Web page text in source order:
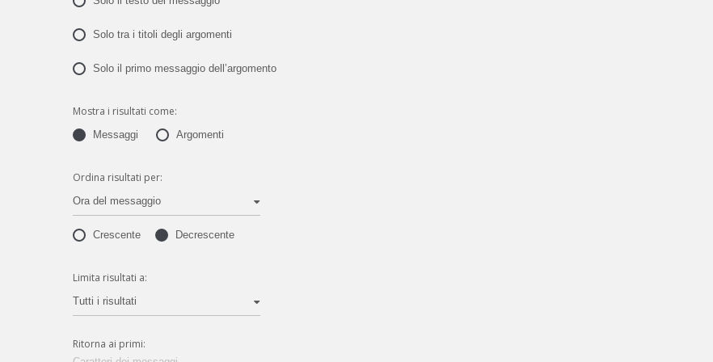
Solo tra i titoli degli argomenti
Solo il primo messaggio dell’argomento
Mostra i risultati come:
Messaggi Argomenti
Ordina risultati per:
Ora del messaggio
Crescente Decrescente
Limita risultati a:
Tutti i risultati
Ritorna ai primi: